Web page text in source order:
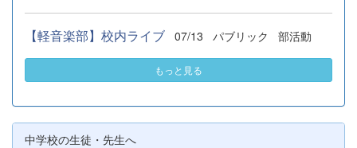
【軽音楽部】校内ライブ 07/13 パブリック 部活動
もっと見る
中学校の生徒・先生へ